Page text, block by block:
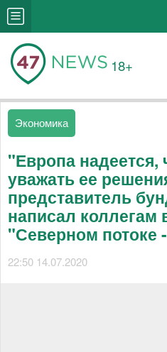
18+
Экономика
"Европа надеется,
уважать ее
представитель
написал
"Северном потоке
22:50 14.07.2020